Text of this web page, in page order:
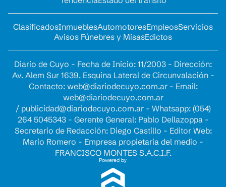
ClasificadosInmueblesAutomotoresEmpleosServicios
Avisos Fúnebres y MisasEdictos
Diario de Cuyo - Fecha de Inicio: 11/2003 - Dirección:
Av. Alem Sur 1639. Esquina Lateral de Circunvalación -
Contacto: web@diariodecuyo.com.ar- Email:
web@diariodecuyo.com.ar
/ publicidad@diariodecuyo.com.ar- Whatsapp: (054)
264 5045343 - Gerente General: Pablo Dellazoppa -
Secretario de Redacción: Diego Castillo - Editor Web:
Mario Romero - Empresa propietaria del medio -
FRANCISCO MONTES S.A.C.I.F.